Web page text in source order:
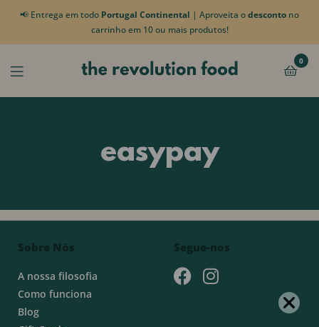
📢 Entrega em todo Portugal Continental | Aproveita odesconto no
carrinho em 10 ou mais produtos!
0
easypay
Sobre Nós
A nossa filosofia
Como funciona
Blog
Segue-nos